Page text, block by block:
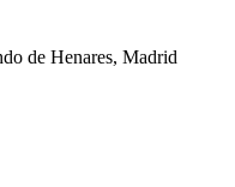
de Henares, Madrid